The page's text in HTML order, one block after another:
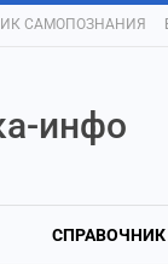
САМОПОЗНАНИЯ
инфо